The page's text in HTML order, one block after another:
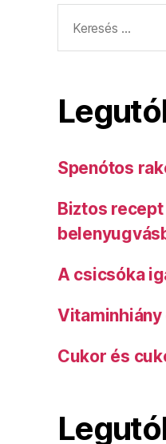
Spenótos
Biztos
A csicsóka
Cukor és